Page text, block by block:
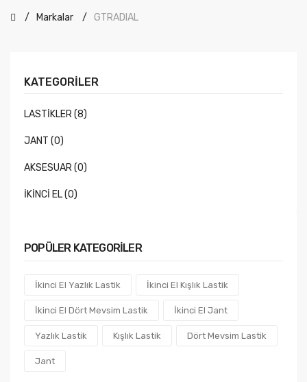
Markalar GTRADIAL
KATEGORILER
LASTİKLER (8)
JANT (0)
AKSESUAR (0)
İKİNCİ EL (0)
POPÜLER KATEGORILER
İkinci El Yazlık Lastik İkinci El Kışlık Lastik
İkinci El Dört Mevsim Lastik İkinci El Jant
Yazlık Lastik Kışlık Lastik Dört Mevsim Lastik
Jant